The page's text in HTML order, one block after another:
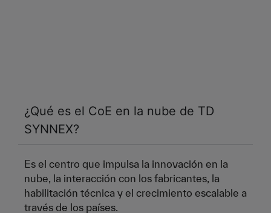
¿Qué es el CoE en la nube de TD
SYNNEX?
Es el centro que impulsa la innovación en la
nube, la interacción con los fabricantes, la
habilitación técnica y el crecimiento escalable a
través de los países.